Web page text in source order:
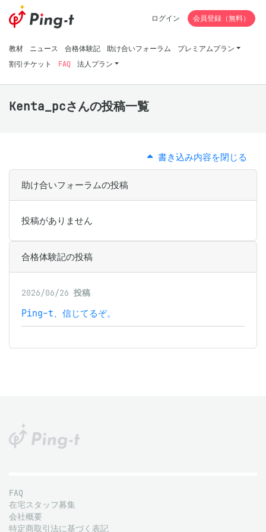
教材 ニュース 合格体験記 助け合いフォーラム
プレミアムプラン
割引チケット
FAQ 法人プラン
ログイン 会員登録（無料）
Kenta_pcさんの投稿一覧
書き込み内容を閉じる
助け合いフォーラムの投稿
投稿がありません
合格体験記の投稿
2026/06/26 投稿
Ping-t、信じてるぞ。
FAQ
在宅スタッフ募集
会社概要
特定商取引法に基づく表記